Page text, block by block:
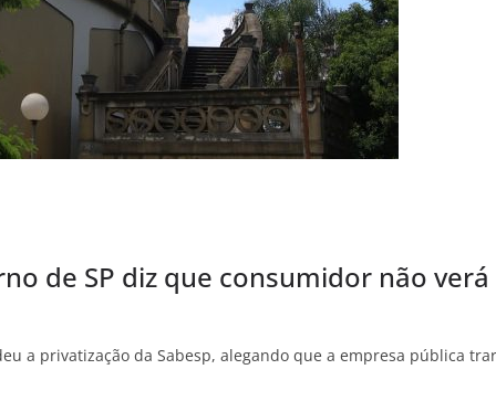
de SP diz que consumidor não verá
a privatização da Sabesp, alegando que a empresa pública